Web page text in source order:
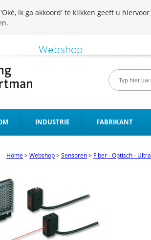
INDUSTRIE FABRIKANT
Home>Webshop>Sensoren> Fiber - Optisch -
ik ga akkoord' te klikken geeft u